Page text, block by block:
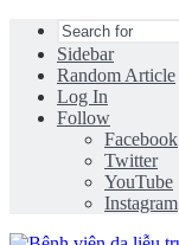
Sidebar
Random Article
Log In
Follow
Facebook
Twitter
YouTube
Instagram